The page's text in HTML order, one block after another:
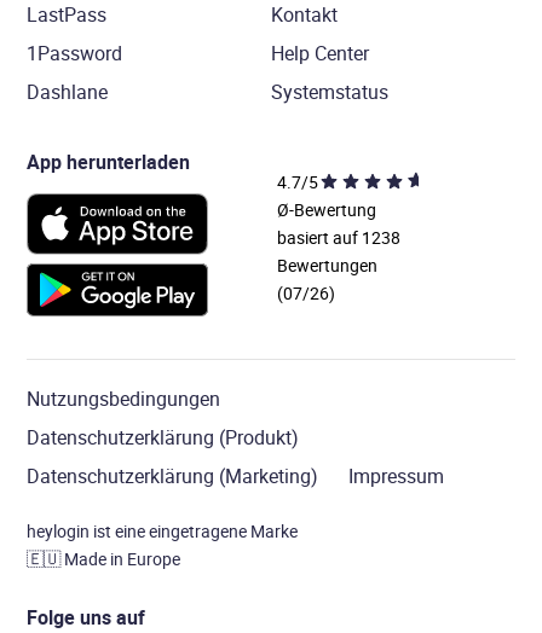
LastPass
1Password
Dashlane
Kontakt
Help Center
Systemstatus
App herunterladen
4.7/5
Ø-Bewertung
basiert auf 1238
Bewertungen
(07/26)
Nutzungsbedingungen
Datenschutzerklärung (Produkt)
Datenschutzerklärung (Marketing)
Impressum
heylogin ist eine eingetragene Marke
🇪🇺Made in Europe
Folge uns auf